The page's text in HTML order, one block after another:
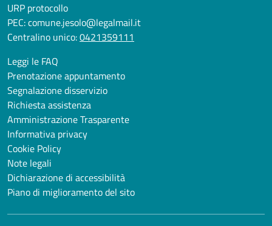
URP protocollo
PEC:comune.jesolo@legalmail.it
Centralino unico:0421359111
Leggi le FAQ
Prenotazione appuntamento
Segnalazione disservizio
Richiesta assistenza
Amministrazione Trasparente
Informativa privacy
Cookie Policy
Note legali
Dichiarazione di accessibilità
Piano di miglioramento del sito